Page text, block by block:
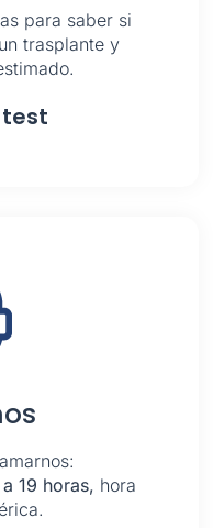
para saber si
trasplante y
test
19 horas, hora